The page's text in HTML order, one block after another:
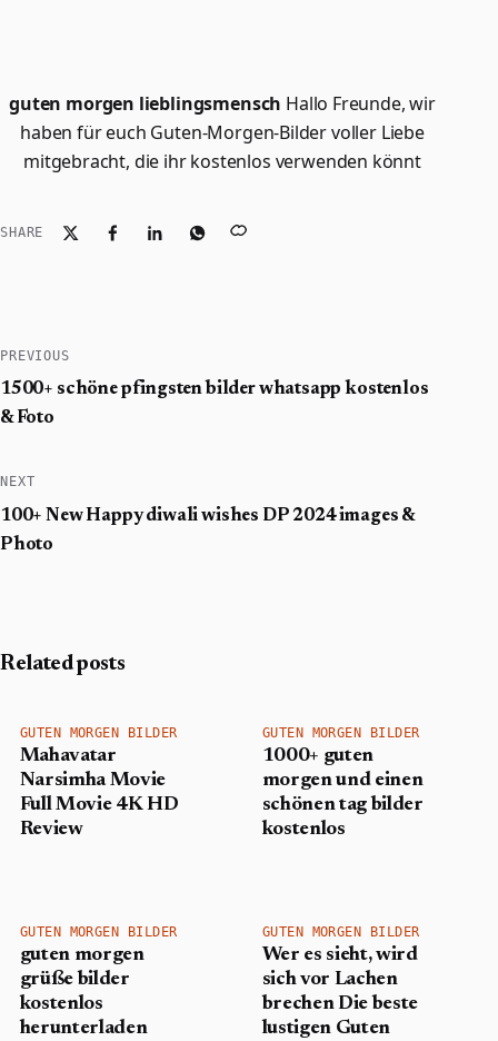
guten morgen lieblingsmensch Hallo Freunde, wir
haben für euch Guten-Morgen-Bilder voller Liebe
mitgebracht, die ihr kostenlos verwenden könnt
SHARE
PREVIOUS
1500+ schöne pfingsten bilder whatsapp kostenlos
& Foto
NEXT
100+ New Happy diwali wishes DP 2024 images​ &
Photo
Related posts
GUTEN MORGEN BILDER
Mahavatar
Narsimha Movie
Full Movie 4K HD
Review
GUTEN MORGEN BILDER
1000+ guten
morgen und einen
schönen tag bilder
kostenlos
GUTEN MORGEN BILDER
guten morgen
grüße bilder
kostenlos
herunterladen
GUTEN MORGEN BILDER
Wer es sieht, wird
sich vor Lachen
brechen Die beste
lustigen Guten